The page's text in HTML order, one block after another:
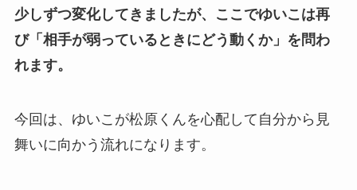
少しずつ変化してきましたが、ここでゆいこは再
び「相手が弱っているときにどう動くか」を問わ
れます。
今回は、ゆいこが松原くんを心配して自分から見
舞いに向かう流れになります。